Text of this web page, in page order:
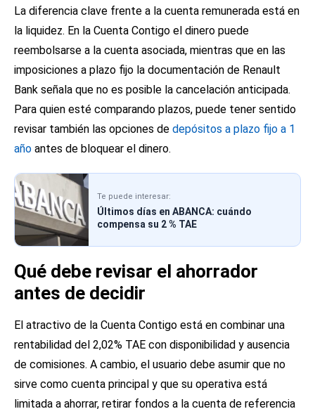
La diferencia clave frente a la cuenta remunerada está en
la liquidez. En la Cuenta Contigo el dinero puede
reembolsarse a la cuenta asociada, mientras que en las
imposiciones a plazo fijo la documentación de Renault
Bank señala que no es posible la cancelación anticipada.
Para quien esté comparando plazos, puede tener sentido
revisar también las opciones de depósitos a plazo fijo a 1
año antes de bloquear el dinero.
Te puede interesar:
Últimos días en ABANCA: cuándo
compensa su 2 % TAE
Qué debe revisar el ahorrador
antes de decidir
El atractivo de la Cuenta Contigo está en combinar una
rentabilidad del 2,02% TAE con disponibilidad y ausencia
de comisiones. A cambio, el usuario debe asumir que no
sirve como cuenta principal y que su operativa está
limitada a ahorrar, retirar fondos a la cuenta de referencia